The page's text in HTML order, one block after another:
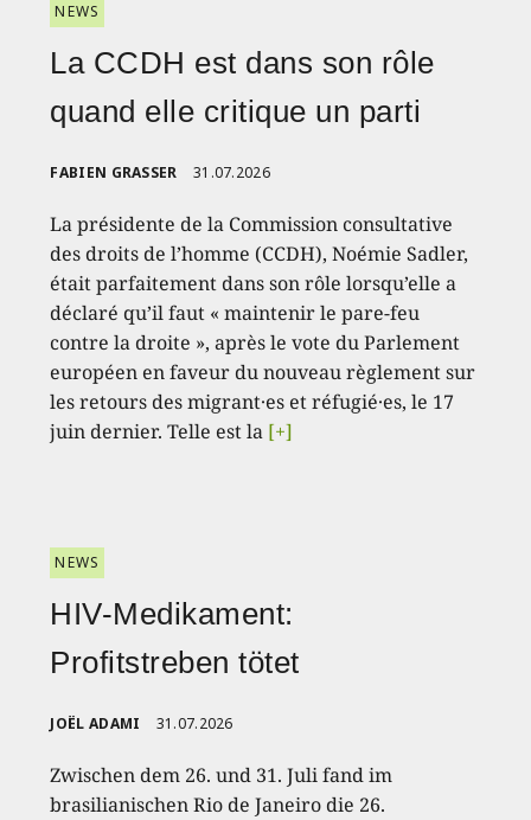
NEWS
La CCDH est dans son rôle
quand elle critique un parti
FABIEN GRASSER 31.07.2026
La présidente de la Commission consultative
des droits de l’homme (CCDH), Noémie Sadler,
était parfaitement dans son rôle lorsqu’elle a
déclaré qu’il faut « maintenir le pare-feu
contre la droite », après le vote du Parlement
européen en faveur du nouveau règlement sur
les retours des migrant·es et réfugié·es, le 17
juin dernier. Telle est la [+]
NEWS
HIV-Medikament:
Profitstreben tötet
JOËL ADAMI 31.07.2026
Zwischen dem 26. und 31. Juli fand im
brasilianischen Rio de Janeiro die 26.